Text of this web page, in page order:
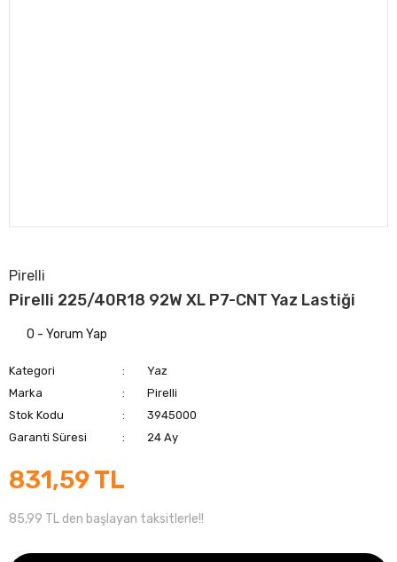
Pirelli
Pirelli 225/40R18 92W XL P7-CNT Yaz Lastiği
0 - Yorum Yap
Kategori
Yaz
Marka
Pirelli
Stok Kodu
3945000
Garanti Süresi
24 Ay
831,59 TL
85,99 TL den başlayan taksitlerle!!